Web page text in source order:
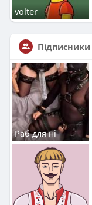
volter
Підписники
Раб для ні